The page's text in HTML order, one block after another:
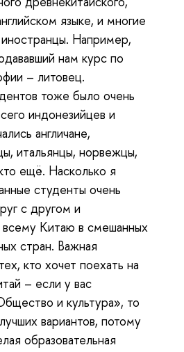
языке, и многие
Например,
нам курс по
– литовец.
тоже было очень
индонезийцев и
англичане,
итальянцы, норвежцы,
ещё. Насколько я
студенты очень
с другом и
Китаю в смешанных
стран. Важная
кто хочет поехать на
– если у вас
и культура», то
вариантов, потому
образовательная